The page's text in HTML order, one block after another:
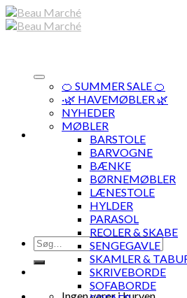
Skip
to
Søg
efter:
🍊 SUMMER SALE 🍊
·🌿 HAVEMØBLER 🌿
NYHEDER
MØBLER
BARSTOLE
BARVOGNE
BÆNKE
BØRNEMØBLER
LÆNESTOLE
HYLDER
PARASOL
REOLER & SKABE
SENGEGAVLE
SKAMLER &
SKRIVEBORDE
SOFABORDE